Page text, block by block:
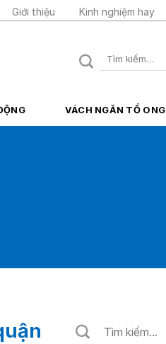
Giới thiệu Kinh nghiệm hay
Tìm
VÁCH NGĂN TỔ ONG